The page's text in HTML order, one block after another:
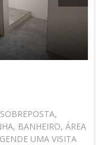
BANHEIRO, ÁREA
UMA VISITA